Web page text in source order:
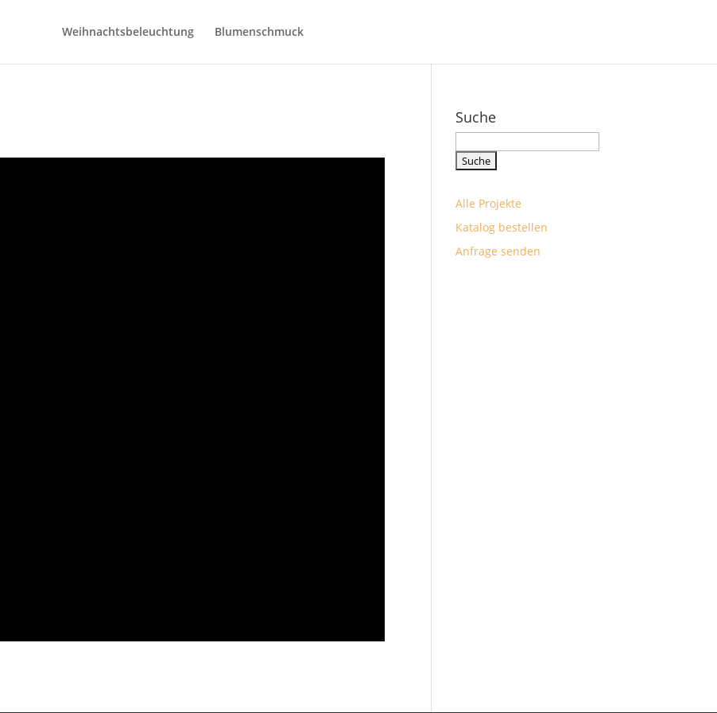
Weihnachtsbeleuchtung Blumenschmuck
Suche
eingeben
Alle Projekte
Katalog bestellen
Anfrage senden